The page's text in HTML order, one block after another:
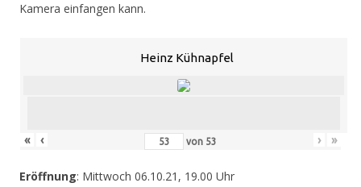
Kamera einfangen kann.
Heinz Kühnapfel
« ‹ von 53 › »
Eröffnung: Mittwoch 06.10.21, 19.00 Uhr